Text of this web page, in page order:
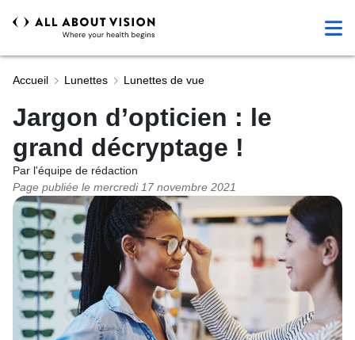
Accueil Lunettes Lunettes de vue
Jargon d’opticien : le
grand décryptage !
Par l'équipe de rédaction
Page publiée le mercredi 17 novembre 2021